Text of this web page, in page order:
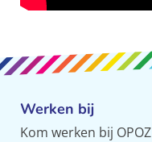
Werken bij
Kom werken bij OPOZ